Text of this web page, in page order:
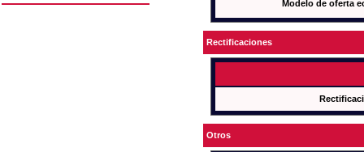
Modelo de oferta
Rectificaciones
Otros